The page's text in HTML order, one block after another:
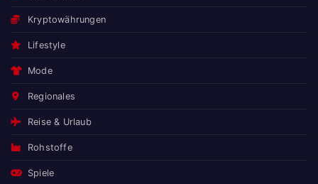
Kryptowährungen
Lifestyle
Mode
Regionales
Reise & Urlaub
Rohstoffe
Spiele